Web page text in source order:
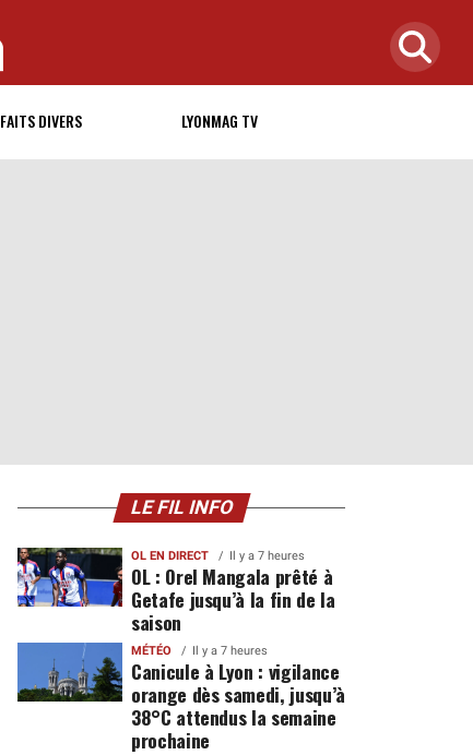
FAITS DIVERS LYONMAG TV
LE FIL INFO
OL EN DIRECT Il y a 7 heures
OL : Orel Mangala prêté à
Getafe jusqu’à la fin de la
saison
MÉTÉO Il y a 7 heures
Canicule à Lyon : vigilance
orange dès samedi, jusqu’à
38°C attendus la semaine
prochaine